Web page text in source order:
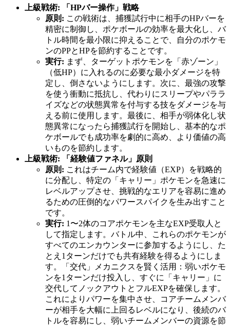
上級戦術: 「HPバー操作」戦略
原則: この戦術は、捕獲試行中に相手のHPバーを
精密に制御し、ポケボールの効率を最大化し、バ
トル時間を最小限に抑えることで、自分のポケモ
ンのPPとHPを節約することです。
実行: まず、ターゲットポケモンを「赤ゾーン」
（低HP）に入れるのに必要な最小ダメージを特
定し、倒さないようにします。次に、最強の攻撃
を使う衝動に抵抗し、代わりにスリープやパララ
イズなどの状態異常を付与する技をダメージを与
える前に使用します。最後に、相手が弱体化し状
態異常になったら捕獲試行を開始し、基本的なポ
ケボールでも成功率を劇的に高め、より価値の高
いものを節約します。
上級戦術: 「経験値ファネル」原則
原則: これはチーム内で経験値（EXP）を戦略的
に分配し、特定の「キャリー」ポケモンを急速に
レベルアップさせ、挑戦的なエリアを容易に進め
るための圧倒的なパワースパイクを生み出すこと
です。
実行: 1〜2体のコアポケモンを主なEXP受取人と
して指定します。バトル中、これらのポケモンが
すべてのエンカウンターに参加するようにし、た
とえ1ターンだけでも共有経験を得るようにしま
す。「交代」メカニクスを賢く活用：弱いポケモ
ンを1ターンだけ投入し、すぐに「キャリー」に
交代してノックアウトとフルEXPを確保します。
これによりパワーを集中させ、コアチームメンバ
ーが相手を大幅に上回るレベルになり、後続のバ
トルを容易にし、弱いチームメンバーの資源を節